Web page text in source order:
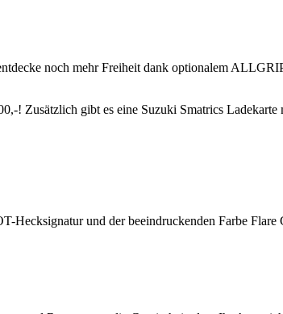
noch mehr Freiheit dank optionalem
! Zusätzlich gibt es eine Suzuki Smatrics
und der beeindruckenden Farbe Flare